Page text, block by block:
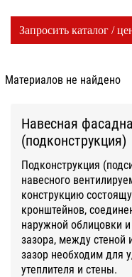
Запросить каталог /
Материалов не найдено
Навесная
(подконструкция)
Подконструкция
навесного
конструкцию
кронштейнов,
наружной облицовки
зазора, между стеной
зазор необходим для
утеплителя и стены.